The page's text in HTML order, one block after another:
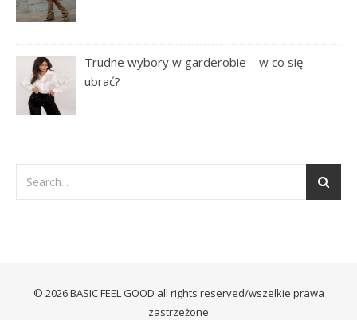
Trudne wybory w garderobie – w co się
ubrać?
© 2026 BASIC FEEL GOOD all rights reserved/wszelkie prawa
zastrzeżone